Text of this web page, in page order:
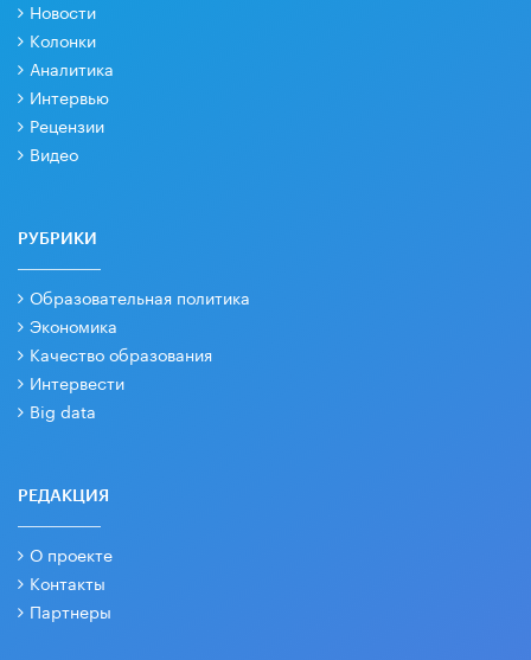
Новости
Колонки
Аналитика
Интервью
Рецензии
Видео
РУБРИКИ
Образовательная политика
Экономика
Качество образования
Интервести
Big data
РЕДАКЦИЯ
О проекте
Контакты
Партнеры